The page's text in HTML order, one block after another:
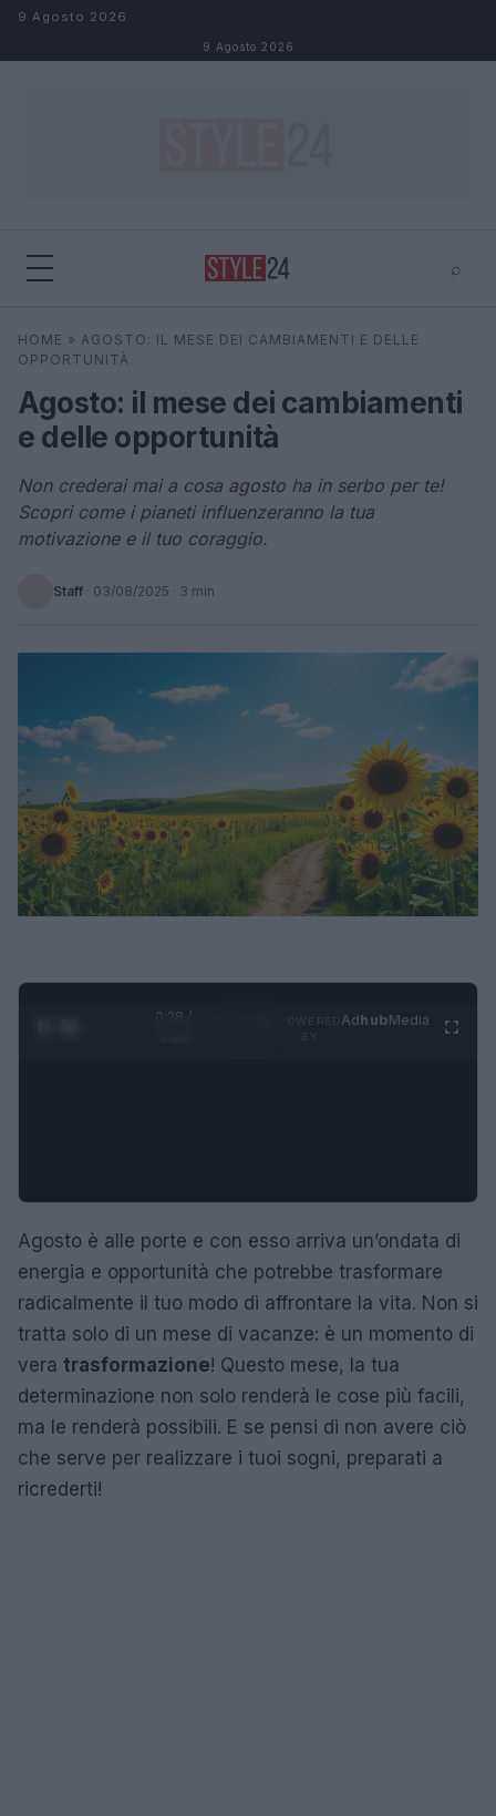
Salta al contenuto
9 Agosto 2026
9 Agosto 2026
⌕
Cerca ⌕
HOME » AGOSTO: IL MESE DEI CAMBIAMENTI E DELLE
OPPORTUNITÀ
Agosto: il mese dei cambiamenti
e delle opportunità
Non crederai mai a cosa agosto ha in serbo per te!
Scopri come i pianeti influenzeranno la tua
motivazione e il tuo coraggio.
Staff · 03/08/2025 · 3 min
0:29 /
AdhubMedia
Agosto è alle porte e con esso arriva un’ondata di
energia e opportunità che potrebbe trasformare
radicalmente il tuo modo di affrontare la vita. Non si
tratta solo di un mese di vacanze: è un momento di
vera trasformazione! Questo mese, la tua
determinazione non solo renderà le cose più facili,
ma le renderà possibili. E se pensi di non avere ciò
che serve per realizzare i tuoi sogni, preparati a
ricrederti!